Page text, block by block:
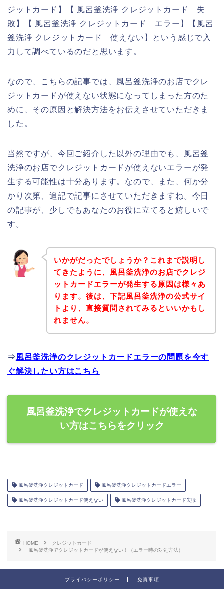
ジットカード】【 風呂釜洗浄 クレジットカード 失
敗】【 風呂釜洗浄 クレジットカード エラー】【風呂
釜洗浄 クレジットカード 使えない】という感じで入
力して調べているのだと思います。
なので、こちらの記事では、風呂釜洗浄のお店でクレ
ジットカードが使えない状態になってしまった方のた
めに、その原因と解決方法をお伝えさせていただきま
した。
当然ですが、今回ご紹介した以外の理由でも、風呂釜
洗浄のお店でクレジットカードが使えないエラーが発
生する可能性は十分あります。なので、また、何か分
かり次第、追記で記事にさせていただきますね。今日
の記事が、少しでもあなたのお役に立てると嬉しいで
す。
いかがだったでしょうか？これまで説明し
てきたように、風呂釜洗浄のお店でクレジ
ットカードエラーが発生する原因は様々あ
ります。後は、下記風呂釜洗浄の公式サイ
トより、直接質問されてみるといいかもし
れません。
⇒風呂釜洗浄のクレジットカードエラーの問題を今す
ぐ解決したい方はこちら
風呂釜洗浄でクレジットカードが使えな
い方はこちらをクリック
風呂釜洗浄クレジットカード 風呂釜洗浄クレジットカードエラー
風呂釜洗浄クレジットカード使えない 風呂釜洗浄クレジットカード失敗
HOME
クレジットカード
風呂釜洗浄でクレジットカードが使えない！（エラー時の対処方法）
プライバシーポリシー 免責事項